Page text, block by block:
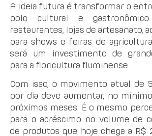
A ideia futura é transformar o
polo cultural e
restaurantes, lojas de artesanato,
para shows e feiras de
será um investimento de
para a floricultura fluminense.
Com isso, o movimento atual de
por dia deve aumentar, no
próximos meses. É o mesmo
para o acréscimo no volume de
de produtos que hoje chega a R$